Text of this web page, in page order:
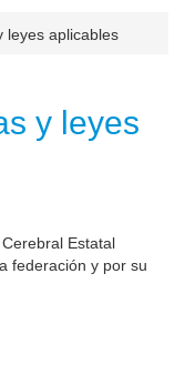
leyes aplicables
y leyes
Estatal
federación y por su